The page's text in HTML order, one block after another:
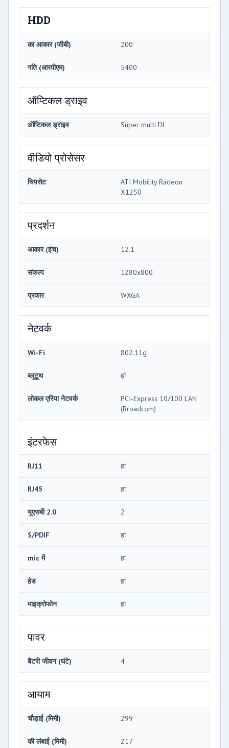
HDD
का आकार (जीबी) 200
गति (आरपीएम) 5400
ऑप्टिकल ड्राइव
ऑप्टिकल ड्राइव Super multi DL
वीडियो प्रोसेसर
चिपसेट
ATI Mobility Radeon
X1250
प्रदर्शन
आकार (इंच) 12.1
संकल्प 1280x800
प्रकार WXGA
नेटवर्क
Wi-Fi 802.11g
ब्लूटूथ हां
लोकल एरिया नेटवर्क
PCI-Express 10/100 LAN
(Broadcom)
इंटरफेस
RJ11 हां
RJ45 हां
यूएसबी 2.0 2
S/PDIF हां
mic में हां
हेड हां
माइक्रोफोन हां
पावर
बैटरी जीवन (घंटे) 4
आयाम
चौड़ाई (मिमी) 299
की लंबाई (मिमी) 217